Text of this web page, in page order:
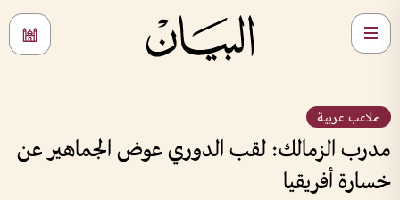
ملاعب عربية
مدرب الزمالك: لقب الدوري عوض الجماهير عن
خسارة أفريقيا